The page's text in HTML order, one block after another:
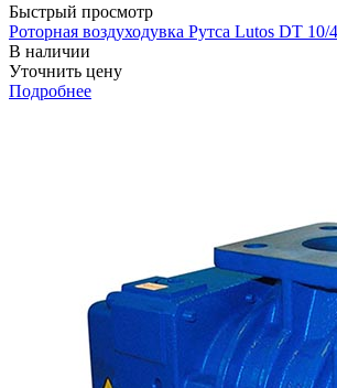
Быстрый просмотр
Роторная воздуходувка Рутса Lutos DT 10/
В наличии
Уточнить цену
Подробнее